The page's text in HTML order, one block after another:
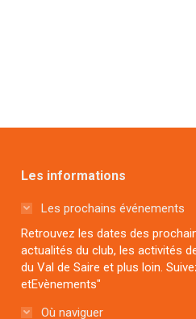
Les informations
Les prochains événements
Retrouvez les dates des
actualités du club, les activités
du Val de Saire et plus loin.
etEvènements"
Où naviguer